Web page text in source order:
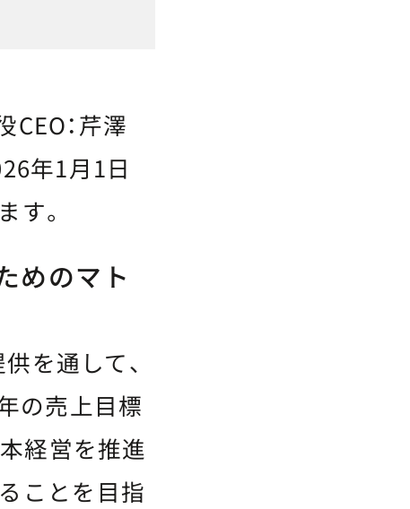
：芹澤
年1月1日
す。
めのマト
を通して、
の売上目標
経営を推進
ことを目指